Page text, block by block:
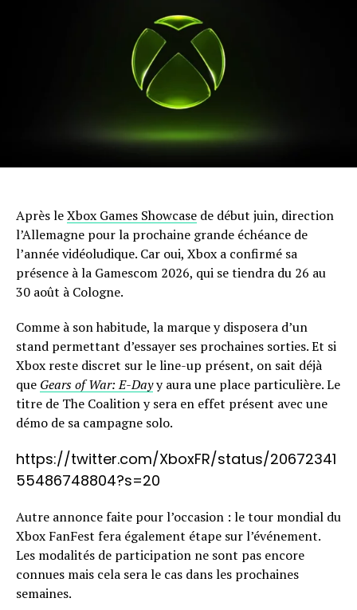
Après leXbox Games Showcase de début juin, direction
l’Allemagne pour la prochaine grande échéance de
l’année vidéoludique. Car oui, Xbox a confirmé sa
présence à la Gamescom 2026, qui se tiendra du 26 au
30 août à Cologne.
Comme à son habitude, la marque y disposera d’un
stand permettant d’essayer ses prochaines sorties. Et si
Xbox reste discret sur le line-up présent, on sait déjà
que Gears of War: E-Dayy aura une place particulière. Le
titre de The Coalition y sera en effet présent avec une
démo de sa campagne solo.
https://twitter.com/XboxFR/status/20672341
55486748804?s=20
Autre annonce faite pour l’occasion : le tour mondial du
Xbox FanFest fera également étape sur l’événement.
Les modalités de participation ne sont pas encore
connues mais cela sera le cas dans les prochaines
semaines.